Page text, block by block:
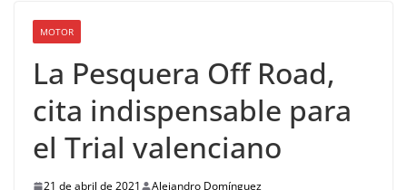
MOTOR
La Pesquera Off Road,
cita indispensable para
el Trial valenciano
21 de abril de 2021 Alejandro Domínguez